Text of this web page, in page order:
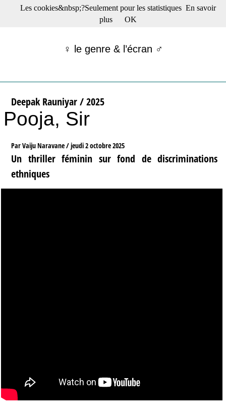
☰ Menu
Films récents
Tribunes
Bloc-notes
Archives
S’abonner à la Lettre !
♀ le genre & l’écran ♂
Deepak Rauniyar / 2025
Pooja, Sir
Par Vaiju Naravane /jeudi 2 octobre 2025
Un thriller féminin sur fond de discriminations
ethniques
Les cookies&nbsp;?Seulement pour les statistiques En savoir
plus
OK